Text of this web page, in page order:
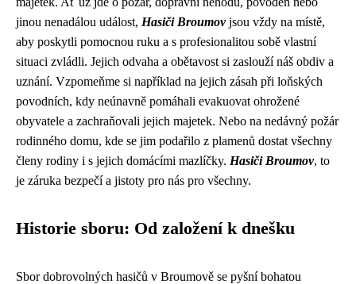
jinou nenadálou událost, Hasiči Broumovjsou vždy na místě,
aby poskytli pomocnou ruku a s profesionalitou sobě vlastní
situaci zvládli. Jejich odvaha a obětavost si zaslouží náš obdiv a
uznání. Vzpomeňme si například na jejich zásah při loňských
povodních, kdy neúnavně pomáhali evakuovat ohrožené
obyvatele a zachraňovali jejich majetek. Nebo na nedávný požár
rodinného domu, kde se jim podařilo z plamenů dostat všechny
členy rodiny i s jejich domácími mazlíčky. Hasiči Broumov, to
je záruka bezpečí a jistoty pro nás pro všechny.
Historie sboru: Od založení k dnešku
Sbor dobrovolných hasičů v Broumově se pyšní bohatou